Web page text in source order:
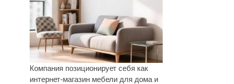
Компания позиционирует себя как
интернет-магазин мебели для дома и